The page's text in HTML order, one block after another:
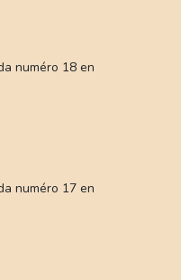
numéro 18 en
numéro 17 en